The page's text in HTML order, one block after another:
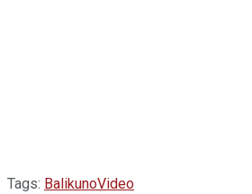
Tags: BalikunoVideo